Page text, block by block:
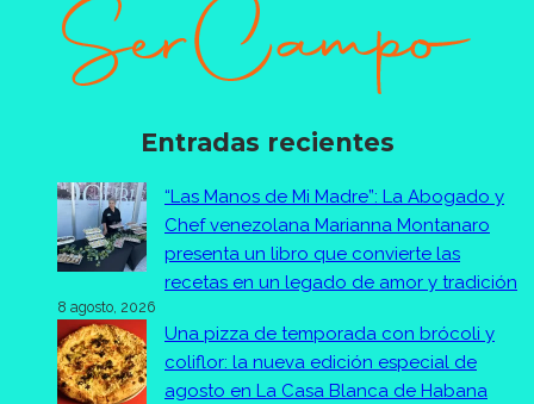
Entradas recientes
“Las Manos de Mi Madre”: La Abogado y
Chef venezolana Marianna Montanaro
presenta un libro que convierte las
recetas en un legado de amor y tradición
8 agosto, 2026
Una pizza de temporada con brócoli y
coliflor: la nueva edición especial de
agosto en La Casa Blanca de Habana